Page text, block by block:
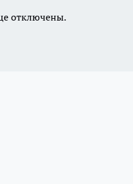
отключены.